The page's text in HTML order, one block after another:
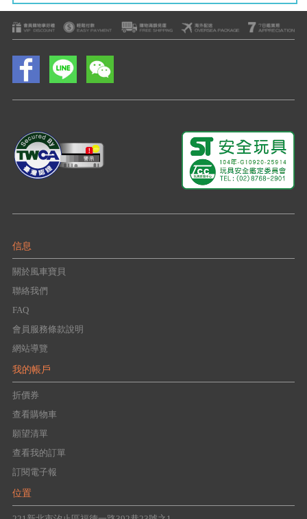
信息
關於風車寶貝
聯絡我們
FAQ
會員服務條款說明
網站導覽
我的帳戶
折價券
查看購物車
願望清單
查看我的訂單
訂閱電子報
位置